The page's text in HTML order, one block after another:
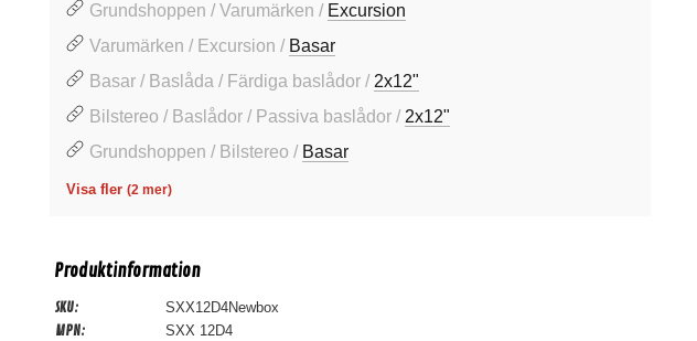
Grundshoppen / Varumärken / Excursion
Varumärken / Excursion / Basar
Basar / Baslåda / Färdiga baslådor / 2x12"
Bilstereo / Baslådor / Passiva baslådor / 2x12"
Grundshoppen / Bilstereo / Basar
Visa fler (2 mer)
Produktinformation
SKU: SXX12D4Newbox
MPN: SXX 12D4